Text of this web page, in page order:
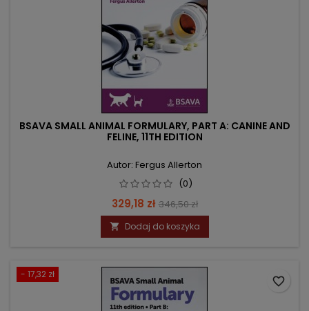
BSAVA SMALL ANIMAL FORMULARY, PART A: CANINE AND
FELINE, 11TH EDITION
Autor: Fergus Allerton
(0)
Cena
329,18 zł Cena
podstawowa
346,50 zł
 Dodaj do koszyka
- 17,32 zł
favorite_border